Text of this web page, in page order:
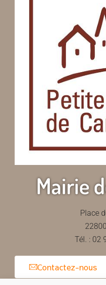
Mairie
Place
Tél. : 02
Contactez-nous